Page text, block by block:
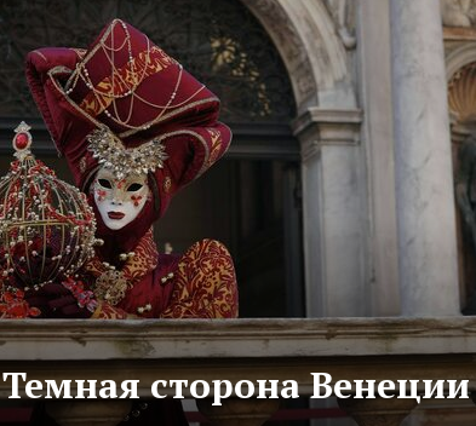
Темная сторона Венеции